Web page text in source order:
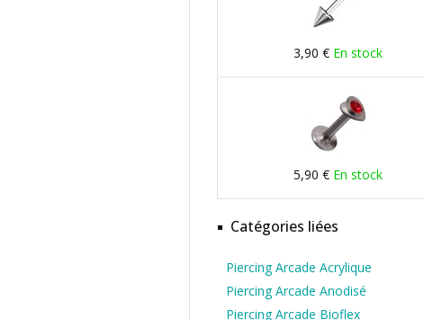
3,90 € En stock
5,90 € En stock
Catégories liées
Piercing Arcade Acrylique
Piercing Arcade Anodisé
Piercing Arcade Bioflex